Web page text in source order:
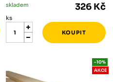
skladem 326 Kč
ks
-10%
AKCE